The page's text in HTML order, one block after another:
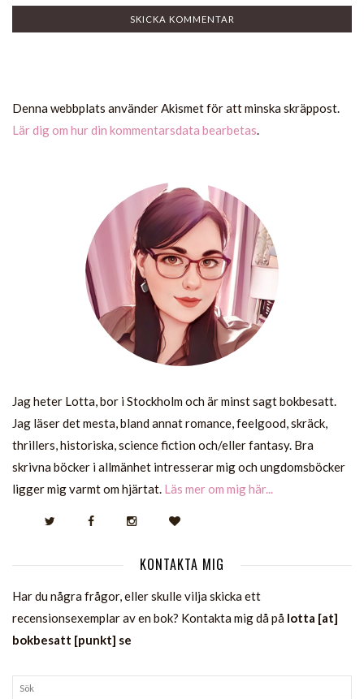
Denna webbplats använder Akismet för att minska skräppost.
Lär dig om hur din kommentarsdata bearbetas.
Jag heter Lotta, bor i Stockholm och är minst sagt bokbesatt.
Jag läser det mesta, bland annat romance, feelgood, skräck,
thrillers, historiska, science fiction och/eller fantasy. Bra
skrivna böcker i allmänhet intresserar mig och ungdomsböcker
ligger mig varmt om hjärtat. Läs mer om mig här...
KONTAKTA MIG
Har du några frågor, eller skulle vilja skicka ett
recensionsexemplar av en bok? Kontakta mig då på lotta [at]
bokbesatt [punkt] se